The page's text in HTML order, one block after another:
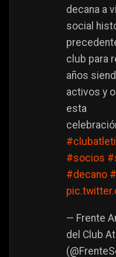
decana a
social
club para
años
activos y
esta
#socios
#decano
— Frente
del Club